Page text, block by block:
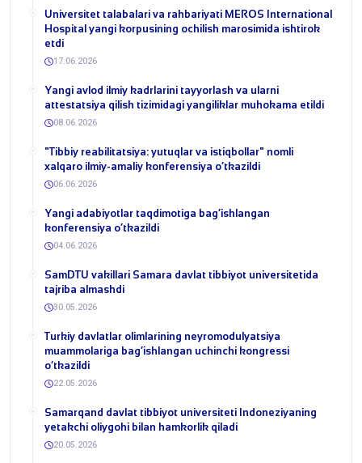
Universitet talabalari va rahbariyati MEROS International
Hospital yangi korpusining ochilish marosimida ishtirok
etdi
17.06.2026
Yangi avlod ilmiy kadrlarini tayyorlash va ularni
attestatsiya qilish tizimidagi yangiliklar muhokama etildi
08.06.2026
​"Tibbiy reabilitatsiya: yutuqlar va istiqbollar" nomli
xalqaro ilmiy-amaliy konferensiya o‘tkazildi
06.06.2026
​Yangi adabiyotlar taqdimotiga bag‘ishlangan
konferensiya o‘tkazildi
04.06.2026
SamDTU vakillari Samara davlat tibbiyot universitetida
tajriba almashdi
30.05.2026
​Turkiy davlatlar olimlarining neyromodulyatsiya
muammolariga bag‘ishlangan uchinchi kongressi
o‘tkazildi
22.05.2026
Samarqand davlat tibbiyot universiteti Indoneziyaning
yetakchi oliygohi bilan hamkorlik qiladi
20.05.2026